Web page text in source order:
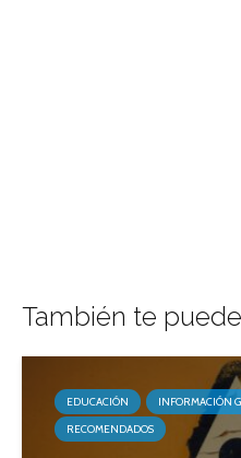
También te
EDUCACIÓN
INFORMACIÓN
RECOMENDADOS